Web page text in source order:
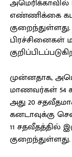
அமெரிக்காவில்
எண்ணிக்கை
பிரச்சினைகள்
முன்னதாக,
மாணவர்கள் 54
அது 20
கனடாவுக்கு
11 சதவீதத்தில்
குறைந்துள்ளது.